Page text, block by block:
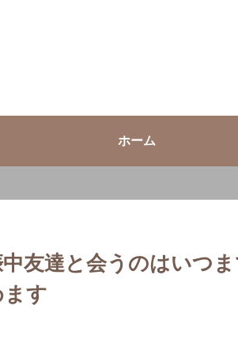
ホーム
友達と会うのはいつ
ます